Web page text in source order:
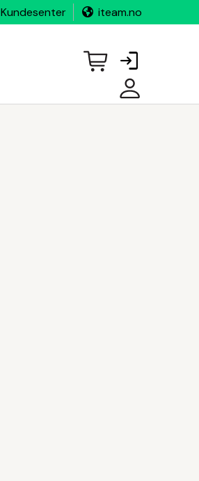
Kundesenter iteam.no
MINE